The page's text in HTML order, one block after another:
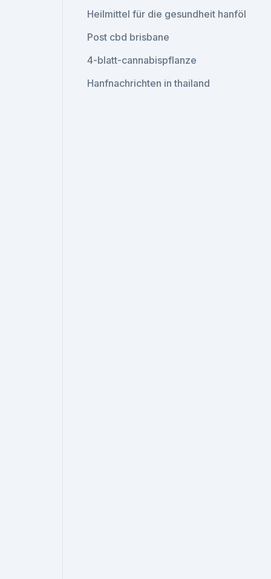
Heilmittel für die gesundheit hanföl
Post cbd brisbane
4-blatt-cannabispflanze
Hanfnachrichten in thailand